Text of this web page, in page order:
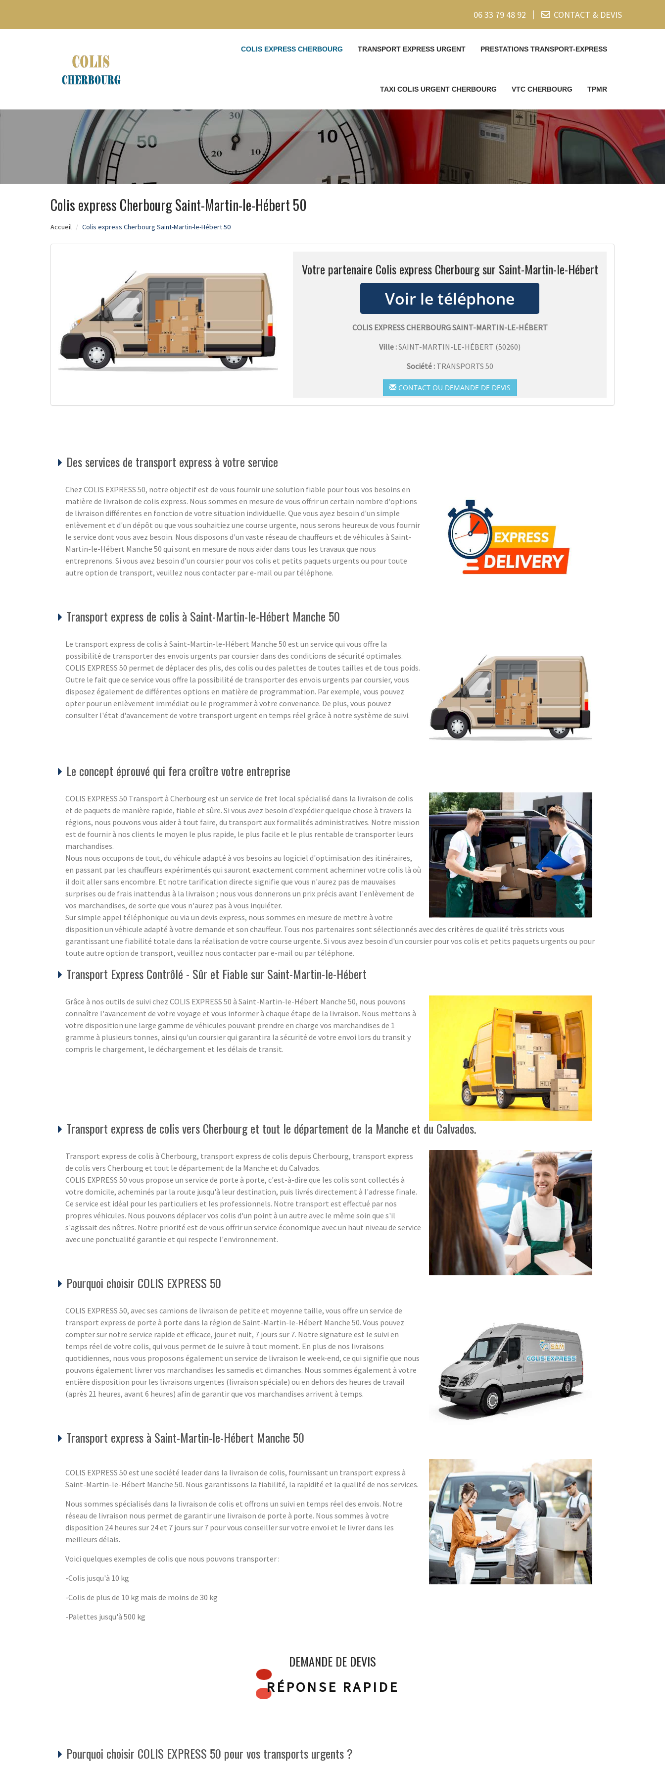
06 33 79 48 92 CONTACT & DEVIS
COLIS EXPRESS CHERBOURG TRANSPORT EXPRESS URGENT PRESTATIONS TRANSPORT-EXPRESS
TAXI COLIS URGENT CHERBOURG VTC CHERBOURG TPMR
Colis express Cherbourg Saint-Martin-le-Hébert 50
Accueil Colis express Cherbourg Saint-Martin-le-Hébert 50
Votre partenaire Colis express Cherbourg sur Saint-Martin-le-Hébert
COLIS EXPRESS CHERBOURG SAINT-MARTIN-LE-HÉBERT
Ville :SAINT-MARTIN-LE-HÉBERT (50260)
Société : TRANSPORTS 50
CONTACT OU DEMANDE DE DEVIS
Des services de transport express à votre service
Chez COLIS EXPRESS 50, notre objectif est de vous fournir une solution fiable pour tous vos besoins en
matière de livraison de colis express. Nous sommes en mesure de vous offrir un certain nombre d'options
de livraison différentes en fonction de votre situation individuelle. Que vous ayez besoin d'un simple
enlèvement et d'un dépôt ou que vous souhaitiez une course urgente, nous serons heureux de vous fournir
le service dont vous avez besoin. Nous disposons d'un vaste réseau de chauffeurs et de véhicules à Saint-
Martin-le-Hébert Manche 50 qui sont en mesure de nous aider dans tous les travaux que nous
entreprenons. Si vous avez besoin d'un coursier pour vos colis et petits paquets urgents ou pour toute
autre option de transport, veuillez nous contacter par e-mail ou par téléphone.
Transport express de colis à Saint-Martin-le-Hébert Manche 50
Le transport express de colis à Saint-Martin-le-Hébert Manche 50 est un service qui vous offre la
possibilité de transporter des envois urgents par coursier dans des conditions de sécurité optimales.
COLIS EXPRESS 50 permet de déplacer des plis, des colis ou des palettes de toutes tailles et de tous poids.
Outre le fait que ce service vous offre la possibilité de transporter des envois urgents par coursier, vous
disposez également de différentes options en matière de programmation. Par exemple, vous pouvez
opter pour un enlèvement immédiat ou le programmer à votre convenance. De plus, vous pouvez
consulter l'état d'avancement de votre transport urgent en temps réel grâce à notre système de suivi.
Le concept éprouvé qui fera croître votre entreprise
COLIS EXPRESS 50 Transport à Cherbourg est un service de fret local spécialisé dans la livraison de colis
et de paquets de manière rapide, fiable et sûre. Si vous avez besoin d'expédier quelque chose à travers la
régions, nous pouvons vous aider à tout faire, du transport aux formalités administratives. Notre mission
est de fournir à nos clients le moyen le plus rapide, le plus facile et le plus rentable de transporter leurs
marchandises.
Nous nous occupons de tout, du véhicule adapté à vos besoins au logiciel d'optimisation des itinéraires,
en passant par les chauffeurs expérimentés qui sauront exactement comment acheminer votre colis là où
il doit aller sans encombre. Et notre tarification directe signifie que vous n'aurez pas de mauvaises
surprises ou de frais inattendus à la livraison ; nous vous donnerons un prix précis avant l'enlèvement de
vos marchandises, de sorte que vous n'aurez pas à vous inquiéter.
Sur simple appel téléphonique ou via un devis express, nous sommes en mesure de mettre à votre
disposition un véhicule adapté à votre demande et son chauffeur. Tous nos partenaires sont sélectionnés avec des critères de qualité très stricts vous
garantissant une fiabilité totale dans la réalisation de votre course urgente. Si vous avez besoin d'un coursier pour vos colis et petits paquets urgents ou pour
toute autre option de transport, veuillez nous contacter par e-mail ou par téléphone.
Transport Express Contrôlé - Sûr et Fiable sur Saint-Martin-le-Hébert
Grâce à nos outils de suivi chez COLIS EXPRESS 50 à Saint-Martin-le-Hébert Manche 50, nous pouvons
connaître l'avancement de votre voyage et vous informer à chaque étape de la livraison. Nous mettons à
votre disposition une large gamme de véhicules pouvant prendre en charge vos marchandises de 1
gramme à plusieurs tonnes, ainsi qu'un coursier qui garantira la sécurité de votre envoi lors du transit y
compris le chargement, le déchargement et les délais de transit.
Transport express de colis vers Cherbourg et tout le département de la Manche et du Calvados.
Transport express de colis à Cherbourg, transport express de colis depuis Cherbourg, transport express
de colis vers Cherbourg et tout le département de la Manche et du Calvados.
COLIS EXPRESS 50 vous propose un service de porte à porte, c'est-à-dire que les colis sont collectés à
votre domicile, acheminés par la route jusqu'à leur destination, puis livrés directement à l'adresse finale.
Ce service est idéal pour les particuliers et les professionnels. Notre transport est effectué par nos
propres véhicules. Nous pouvons déplacer vos colis d'un point à un autre avec le même soin que s'il
s'agissait des nôtres. Notre priorité est de vous offrir un service économique avec un haut niveau de service
avec une ponctualité garantie et qui respecte l'environnement.
Pourquoi choisir COLIS EXPRESS 50
COLIS EXPRESS 50, avec ses camions de livraison de petite et moyenne taille, vous offre un service de
transport express de porte à porte dans la région de Saint-Martin-le-Hébert Manche 50. Vous pouvez
compter sur notre service rapide et efficace, jour et nuit, 7 jours sur 7. Notre signature est le suivi en
temps réel de votre colis, qui vous permet de le suivre à tout moment. En plus de nos livraisons
quotidiennes, nous vous proposons également un service de livraison le week-end, ce qui signifie que nous
pouvons également livrer vos marchandises les samedis et dimanches. Nous sommes également à votre
entière disposition pour les livraisons urgentes (livraison spéciale) ou en dehors des heures de travail
(après 21 heures, avant 6 heures) afin de garantir que vos marchandises arrivent à temps.
Transport express à Saint-Martin-le-Hébert Manche 50
COLIS EXPRESS 50 est une société leader dans la livraison de colis, fournissant un transport express à
Saint-Martin-le-Hébert Manche 50. Nous garantissons la fiabilité, la rapidité et la qualité de nos services.
Nous sommes spécialisés dans la livraison de colis et offrons un suivi en temps réel des envois. Notre
réseau de livraison nous permet de garantir une livraison de porte à porte. Nous sommes à votre
disposition 24 heures sur 24 et 7 jours sur 7 pour vous conseiller sur votre envoi et le livrer dans les
meilleurs délais.
Voici quelques exemples de colis que nous pouvons transporter :
-Colis jusqu'à 10 kg
-Colis de plus de 10 kg mais de moins de 30 kg
-Palettes jusqu'à 500 kg
DEMANDE DE DEVIS
RÉPONSE RAPIDE
Pourquoi choisir COLIS EXPRESS 50 pour vos transports urgents ?